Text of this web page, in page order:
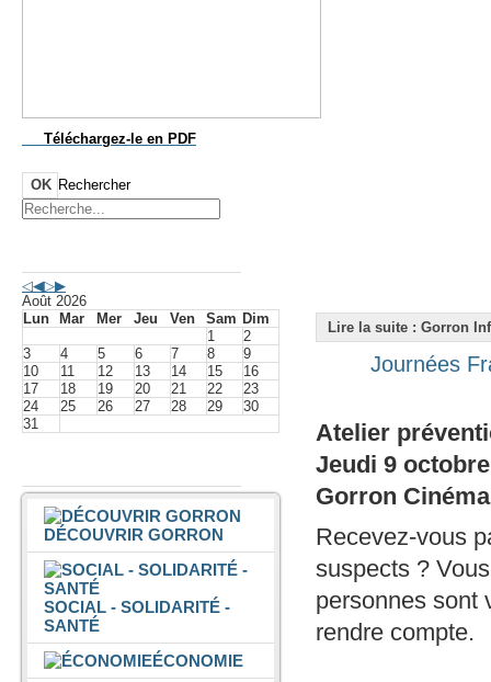
Téléchargez-le en PDF
OK Rechercher
Août 2026
Lun
Mar Mer Jeu Ven Sam Dim
1
2
3
4 5 6 7 8
9
10
11 12 13 14 15
16
17
18 19 20 21 22
23
24
25 26 27 28 29
30
31
DÉCOUVRIR GORRON
SOCIAL - SOLIDARITÉ -
SANTÉ
ÉCONOMIE
Lire la suite : Gorron
Journées
Atelier
Jeudi 9
Gorron Cinéma
Recevez-vous
suspects ?
personnes sont
rendre compte.